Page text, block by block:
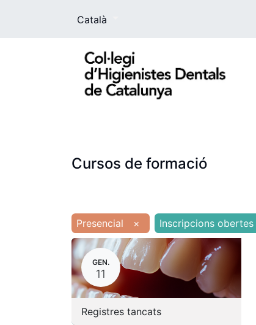
Català
Cursos de formació
Presencial × Inscripcions obertes
GEN.
11
Registres tancats